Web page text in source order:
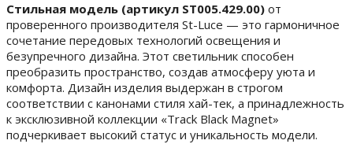
Стильная модель (артикул ST005.429.00) от
проверенного производителя St-Luce — это гармоничное
сочетание передовых технологий освещения и
безупречного дизайна. Этот светильник способен
преобразить пространство, создав атмосферу уюта и
комфорта. Дизайн изделия выдержан в строгом
соответствии с канонами стиля хай-тек, а принадлежность
к эксклюзивной коллекции «Track Black Magnet»
подчеркивает высокий статус и уникальность модели.